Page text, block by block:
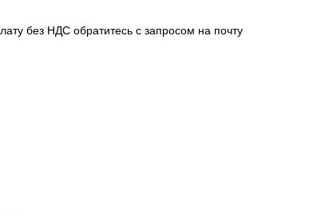
без НДС обратитесь с запросом на почту